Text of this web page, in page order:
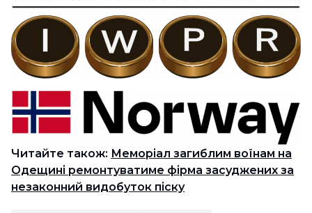
Читайте також: Меморіал загиблим воїнам на
Одещині ремонтуватиме фірма засуджених за
незаконний видобуток піску